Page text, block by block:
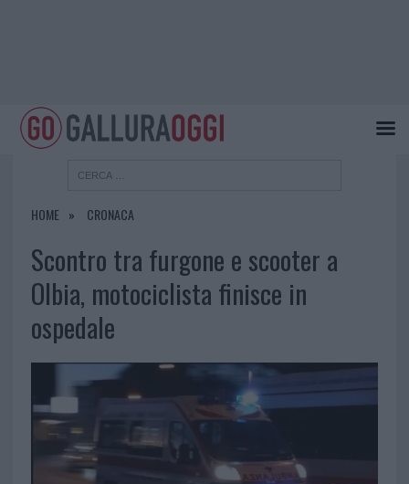
HOME CRONACA
Scontro tra furgone e scooter a
Olbia, motociclista finisce in
ospedale